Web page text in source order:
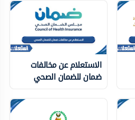
الاستعلام عن مخالفات
ضمان للضمان الصحي